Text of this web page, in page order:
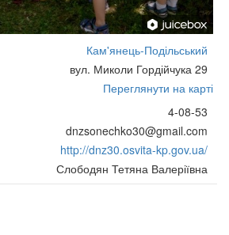
Кам'янець-Подільський
вул. Миколи Гордійчука 29
Переглянути на карті
4-08-53
dnzsonechko30@gmail.com
http://dnz30.osvita-kp.gov.ua/
Слободян Тетяна Валеріївна